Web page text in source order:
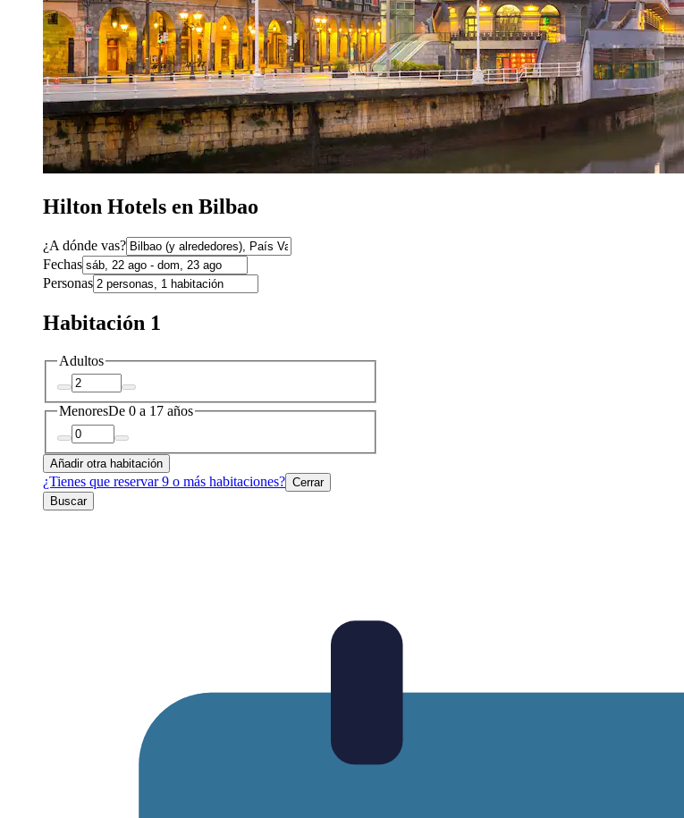
Hilton Hotels en Bilbao
¿A dónde vas?
Fechas
Personas
Habitación 1
Adultos
MenoresDe 0 a 17 años
Añadir otra habitación
¿Tienes que reservar 9 o más habitaciones? Cerrar
Buscar